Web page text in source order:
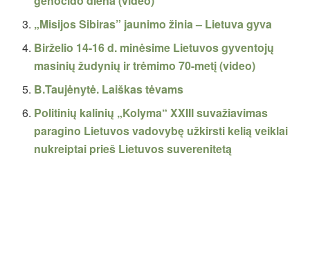
„Misijos Sibiras” jaunimo žinia – Lietuva gyva
Birželio 14-16 d. minėsime Lietuvos gyventojų
masinių žudynių ir trėmimo 70-metį (video)
B.Taujėnytė. Laiškas tėvams
Politinių kalinių „Kolyma“ XXIII suvažiavimas
paragino Lietuvos vadovybę užkirsti kelią veiklai
nukreiptai prieš Lietuvos suverenitetą